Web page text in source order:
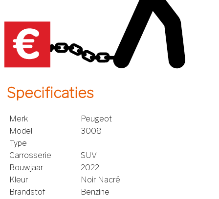
Specificaties
Merk
Peugeot
Model
3008
Type
Carrosserie
SUV
Bouwjaar
2022
Kleur
Noir Nacré
Brandstof
Benzine